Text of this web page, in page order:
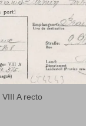
A recto